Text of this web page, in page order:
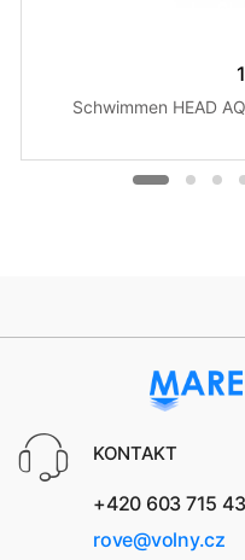
Schwimmen HEAD
KONTAKT
+420 603 715
rove@volny.cz